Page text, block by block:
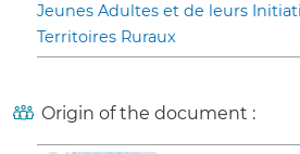
Jeunes Adultes et de leurs
Territoires Ruraux
Origin of the document :